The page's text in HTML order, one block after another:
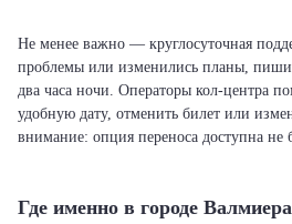
Не менее важно — круглосуточная
проблемы или изменились планы,
два часа ночи. Операторы кол-центра
удобную дату, отменить билет или
внимание: опция переноса доступна не
Где именно в городе